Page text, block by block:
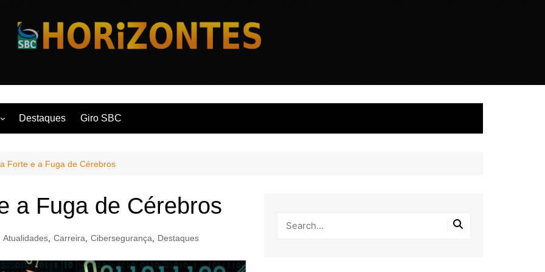
Horizontes
Destaques Giro SBC
Forte e a Fuga de Cérebros
a Fuga de Cérebros
Atualidades Carreira Cibersegurança Destaques